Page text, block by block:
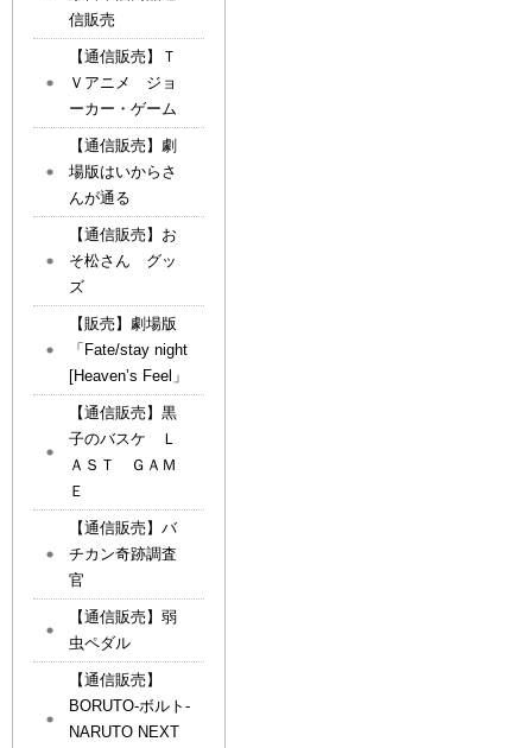
信販売
【通信販売】Ｔ
Ｖアニメ ジョ
ーカー・ゲーム
【通信販売】劇
場版はいからさ
んが通る
【通信販売】お
そ松さん グッ
ズ
【販売】劇場版
「Fate/stay night
[Heaven’s Feel」
【通信販売】黒
子のバスケ Ｌ
ＡＳＴ ＧＡＭ
Ｅ
【通信販売】バ
チカン奇跡調査
官
【通信販売】弱
虫ペダル
【通信販売】
BORUTO-ボルト-
NARUTO NEXT